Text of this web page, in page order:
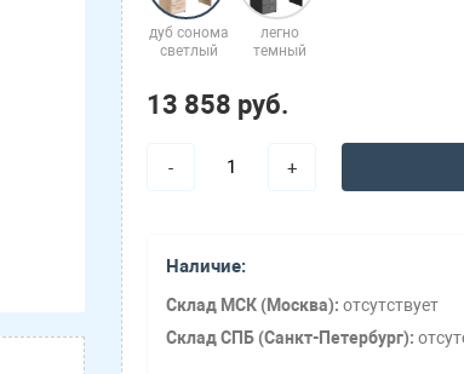
дуб сонома
светлый
легно
темный
13 858 руб.
- +
Наличие:
Склад МСК (Москва): отсутствует
Склад СПБ (Санкт-Петербург):